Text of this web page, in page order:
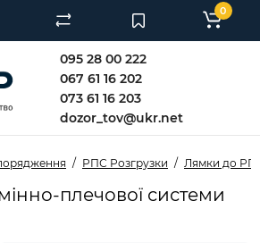
095 28 00 222
067 61 16 202
073 61 16 203
dozor_tov@ukr.net
0
РПС Розгрузки Лямки до
плечової системи